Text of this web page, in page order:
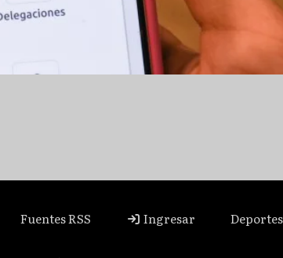
Fuentes RSS Ingresar Deportes